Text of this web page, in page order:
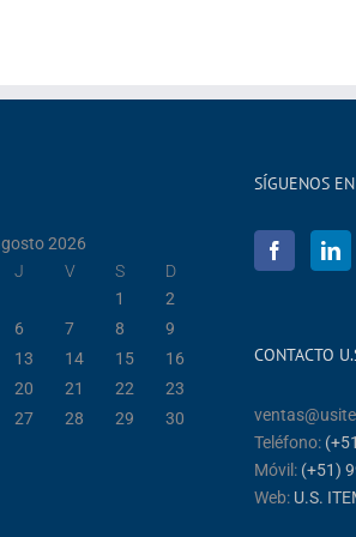
2026
J V S
D
1
2
6 7 8
9
13 14 15
16
20 21 22
23
27 28 29
30
SÍGUENOS
CONTACTO
Teléfono:
Móvil: (+51)
Web: U.S.